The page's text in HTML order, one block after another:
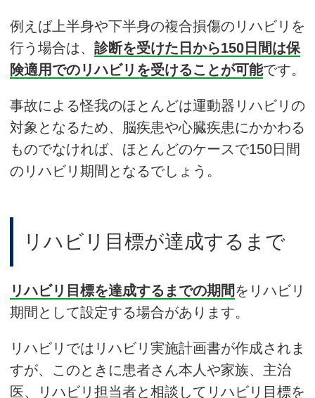
例えば上半身や下半身の複合損傷のリハビリを
行う場合は、 診断を受けた日から150日間は保
険適用でのリハビリを受けることが可能です。
事故による怪我のほとんどは運動器リハビリの
対象となるため、脳疾患や心臓疾患にかかわる
ものでなければ、ほとんどのケースで150日間
のリハビリ期間となるでしょう。
リハビリ目標が達成するまで
リハビリ目標を達成するまでの期間 をリハビリ
期間として設定する場合があります。
リハビリではリハビリ実施計画書が作成されま
すが、このときに患者さん本人や家族、主治
医、リハビリ担当者と相談してリハビリ目標を